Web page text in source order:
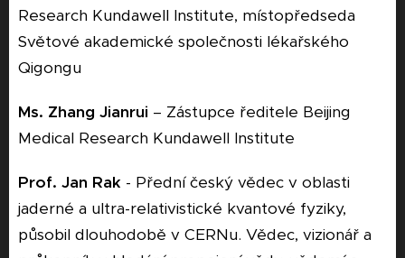
Research Kundawell Institute, místopředseda
Světové akademické společnosti lékařského
Qigongu
Ms. Zhang Jianrui – Zástupce ředitele Beijing
Medical Research Kundawell Institute
Prof. Jan Rak - Přední český vědec v oblasti
jaderné a ultra-relativistické kvantové fyziky,
působil dlouhodobě v CERNu. Vědec, vizionář a